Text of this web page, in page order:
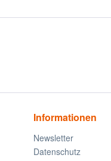
Informationen
Newsletter
Datenschutz